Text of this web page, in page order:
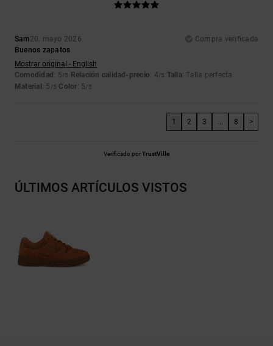
Sam20. mayo 2026
Compra verificada
Buenos zapatos
Mostrar original - English
Comodidad: 5/5 Relación calidad-precio: 4/5 Talla: Talla perfecta
Material: 5 /5 Color: 5/5
1 2 3 8 >
Verificado porTrustVille
ÚLTIMOS ARTÍCULOS VISTOS